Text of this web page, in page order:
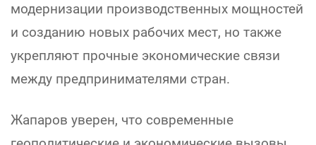
модернизации производственных мощностей
и созданию новых рабочих мест, но также
укрепляют прочные экономические связи
между предпринимателями стран.
Жапаров уверен, что современные